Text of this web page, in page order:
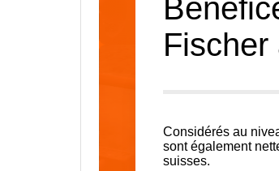
Fischer
Considérés au
sont également
suisses.